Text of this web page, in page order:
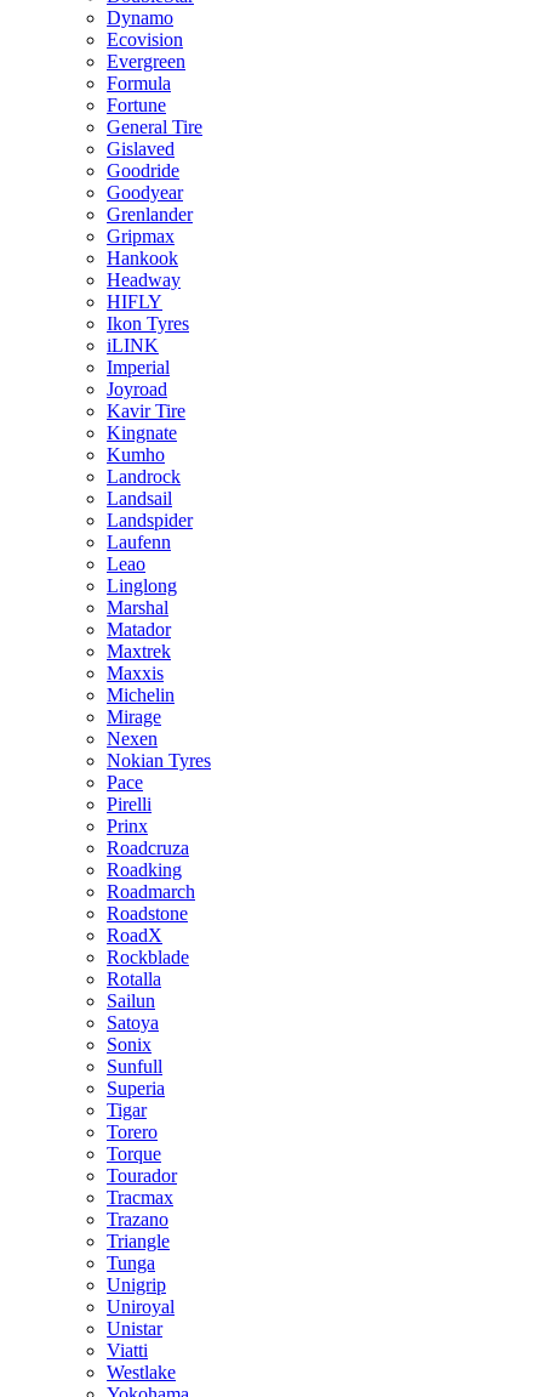
Dynamo
Ecovision
Evergreen
Formula
Fortune
General Tire
Gislaved
Goodride
Goodyear
Grenlander
Gripmax
Hankook
Headway
HIFLY
Ikon Tyres
iLINK
Imperial
Joyroad
Kavir Tire
Kingnate
Kumho
Landrock
Landsail
Landspider
Laufenn
Leao
Linglong
Marshal
Matador
Maxtrek
Maxxis
Michelin
Mirage
Nexen
Nokian Tyres
Pace
Pirelli
Prinx
Roadcruza
Roadking
Roadmarch
Roadstone
RoadX
Rockblade
Rotalla
Sailun
Satoya
Sonix
Sunfull
Superia
Tigar
Torero
Torque
Tourador
Tracmax
Trazano
Triangle
Tunga
Unigrip
Uniroyal
Unistar
Viatti
Westlake